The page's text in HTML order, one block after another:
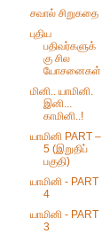
சவால் சிறுகதை
புதிய
பதிவர்களுக்
கு சில
யோசனைகள்
மினி.. யாமினி.
இனி...
காமினி..!
யாமினி PART –
5 (இறுதிப்
பகுதி)
யாமினி - PART
4
யாமினி - PART
3